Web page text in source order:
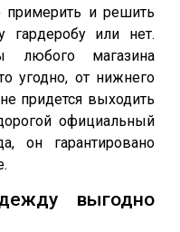
и решить
или нет.
любого магазина
угодно, от нижнего
придется выходить
официальный
он гарантировано
выгодно